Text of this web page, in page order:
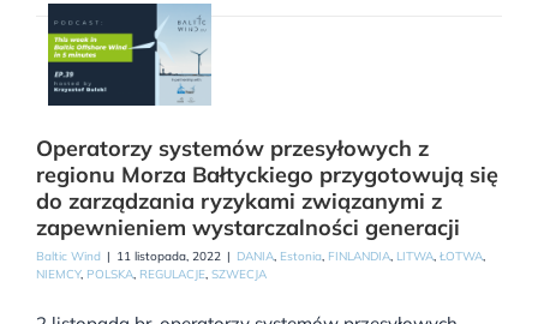
Operatorzy systemów przesyłowych z
regionu Morza Bałtyckiego przygotowują się
do zarządzania ryzykami związanymi z
zapewnieniem wystarczalności generacji
Baltic Wind | 11 listopada, 2022 | DANIA, Estonia, FINLANDIA, LITWA, ŁOTWA,
NIEMCY, POLSKA, REGULACJE, SZWECJA